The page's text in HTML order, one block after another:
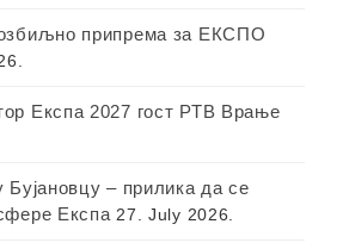
припрема за ЕКСПО
Експа 2027 гост РТВ Врање
Бујановцу – прилика да се
Експа 27. July 2026.